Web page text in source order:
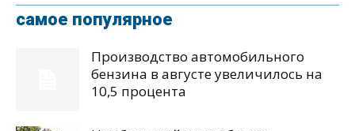
самое популярное
Производство автомобильного
бензина в августе увеличилось на
10,5 процента